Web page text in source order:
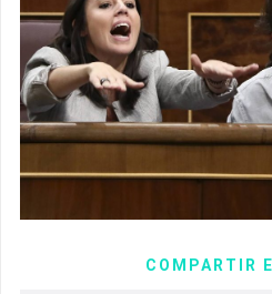
COMPARTIR